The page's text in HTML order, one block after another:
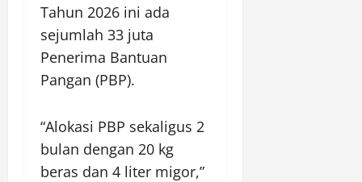
Tahun 2026 ini ada
sejumlah 33 juta
Penerima Bantuan
Pangan (PBP).
“Alokasi PBP sekaligus 2
bulan dengan 20 kg
beras dan 4 liter migor,”